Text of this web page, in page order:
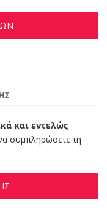
και εντελώς
συμπληρώσετε τη